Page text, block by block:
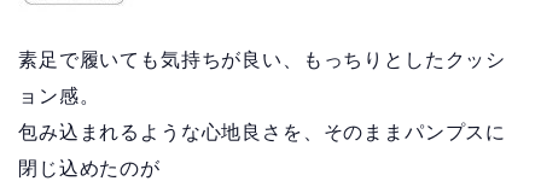
素足で履いても気持ちが良い、もっちりとしたクッシ
ョン感。
包み込まれるような心地良さを、そのままパンプスに
閉じ込めたのが